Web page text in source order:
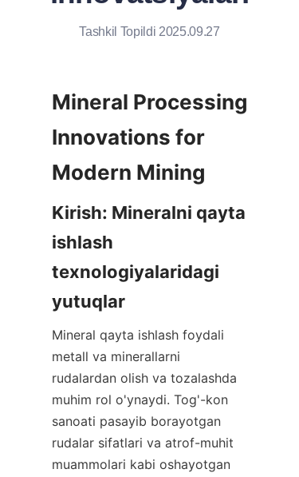
Tashkil Topildi 2025.09.27
Mineral Processing
Innovations for
Modern Mining
Kirish: Mineralni qayta
ishlash
texnologiyalaridagi
yutuqlar
Mineral qayta ishlash foydali
metall va minerallarni
rudalardan olish va tozalashda
muhim rol o'ynaydi. Tog'-kon
sanoati pasayib borayotgan
rudalar sifatlari va atrof-muhit
muammolari kabi oshayotgan